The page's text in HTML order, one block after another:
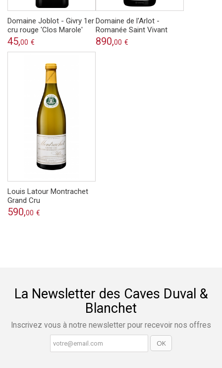
Domaine Joblot - Givry 1er
cru rouge 'Clos Marole'
45,00 €
Domaine de l'Arlot -
Romanée Saint Vivant
890,00 €
Louis Latour Montrachet
Grand Cru
590,00 €
La Newsletter des Caves Duval &
Blanchet
Inscrivez vous à notre newsletter pour recevoir nos offres